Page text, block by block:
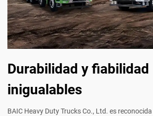
Durabilidad y fiabilidad
inigualables
BAIC Heavy Duty Trucks Co., Ltd. es